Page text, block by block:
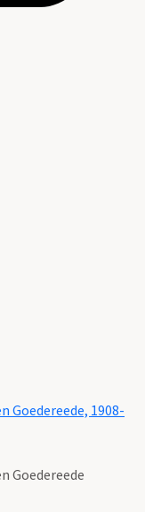
Goedereede, 1908-
Goedereede